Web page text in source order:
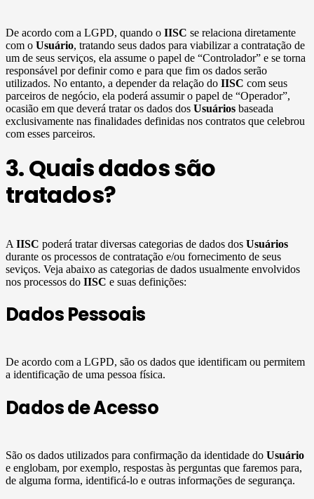
De acordo com a LGPD, quando o IISC se relaciona diretamente
com o Usuário, tratando seus dados para viabilizar a contratação de
um de seus serviços, ela assume o papel de “Controlador” e se torna
responsável por definir como e para que fim os dados serão
utilizados. No entanto, a depender da relação do IISC com seus
parceiros de negócio, ela poderá assumir o papel de “Operador”,
ocasião em que deverá tratar os dados dos Usuários baseada
exclusivamente nas finalidades definidas nos contratos que celebrou
com esses parceiros.
3. Quais dados são
tratados?
A IISC poderá tratar diversas categorias de dados dos Usuários
durante os processos de contratação e/ou fornecimento de seus
seviços. Veja abaixo as categorias de dados usualmente envolvidos
nos processos do IISC e suas definições:
Dados Pessoais
De acordo com a LGPD, são os dados que identificam ou permitem
a identificação de uma pessoa física.
Dados de Acesso
São os dados utilizados para confirmação da identidade do Usuário
e englobam, por exemplo, respostas às perguntas que faremos para,
de alguma forma, identificá-lo e outras informações de segurança.